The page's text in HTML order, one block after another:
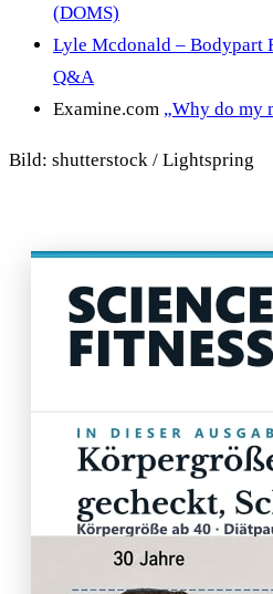
(DOMS)
Lyle Mcdonald – Bodypart
Q&A
Examine.com „Why do my
Bild: shutterstock / Lightspring